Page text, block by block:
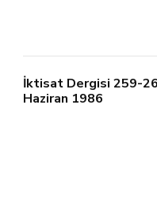
İktisat Dergisi 259-
Haziran 1986